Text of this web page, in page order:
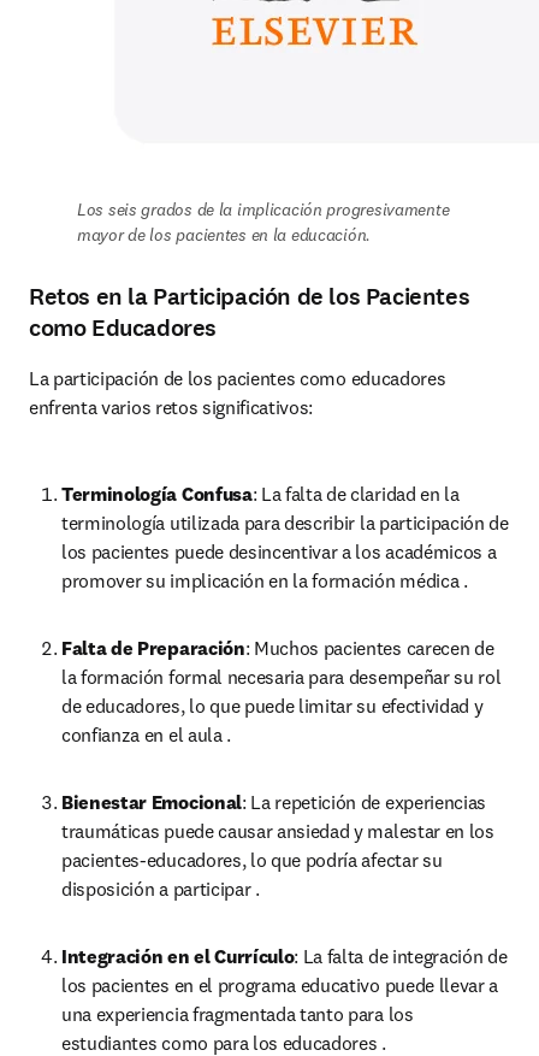
Los seis grados de la implicación progresivamente
mayor de los pacientes en la educación.
Retos en la Participación de los Pacientes
como Educadores
La participación de los pacientes como educadores
enfrenta varios retos significativos:
Terminología Confusa: La falta de claridad en la
terminología utilizada para describir la participación de
los pacientes puede desincentivar a los académicos a
promover su implicación en la formación médica .
Falta de Preparación: Muchos pacientes carecen de
la formación formal necesaria para desempeñar su rol
de educadores, lo que puede limitar su efectividad y
confianza en el aula .
Bienestar Emocional: La repetición de experiencias
traumáticas puede causar ansiedad y malestar en los
pacientes-educadores, lo que podría afectar su
disposición a participar .
Integración en el Currículo: La falta de integración de
los pacientes en el programa educativo puede llevar a
una experiencia fragmentada tanto para los
estudiantes como para los educadores .